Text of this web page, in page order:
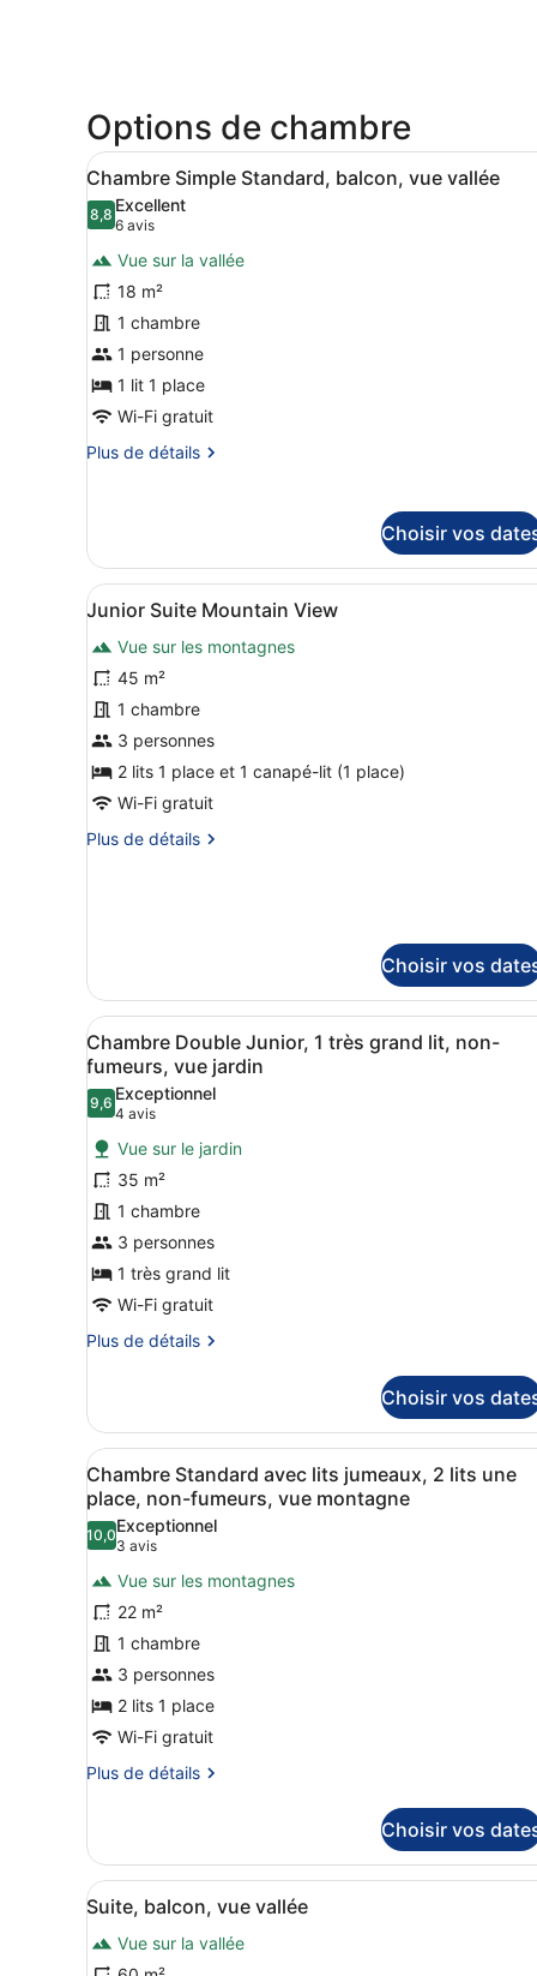
Options de chambre
Afficher
toutes
les
photos
pour
ce
type
de
chambre :
Chambre
Simple
Standard,
vallée
Chambre Simple
3
Chambre Simple Standard, balcon, vue vallée
8,88,8 sur 10
Excellent
6 avis
(6 avis)
Vue sur la vallée
18 m²
1 chambre
1 personne
1 lit 1 place
Wi-Fi gratuit
Plus de détails
Plus
type
de
chambre
Chambre
Simple
Standard,
balcon,
vue
vallée
Choisir vos
Afficher
toutes
les
photos
pour
ce
type
de
chambre :
Junior
Literie de qualité
5
Junior Suite Mountain View
Vue sur les montagnes
45 m²
1 chambre
3 personnes
2 lits 1 place et 1 canapé-lit (1 place)
Wi-Fi gratuit
Plus de détails
Plus
chambre
Suite
Mountain
View
Choisir vos
Afficher
toutes
les
photos
pour
ce
type
de
chambre :
Chambre
Double
Junior,
grand
lit,
non-
fumeurs,
vue
jardin
Chambre Double Junior, 1
11
Chambre Double Junior, 1 très grand lit, non-
fumeurs, vue jardin
9,69,6 sur 10
Exceptionnel
4 avis
(4 avis)
Vue sur le jardin
35 m²
1 chambre
3 personnes
1 très grand lit
Wi-Fi gratuit
Plus de détails
Plus
le
type
de
chambre
Chambre
Double
Junior,
très
grand
lit,
non-
fumeurs,
vue
jardin
Choisir vos
Afficher
toutes
les
photos
pour
ce
type
de
chambre :
Chambre
Standard
avec
2
lits
une
place,
non-
Chambre Standard avec
6
Chambre Standard avec lits jumeaux, 2 lits une
place, non-fumeurs, vue montagne
10,010,0 sur 10
Exceptionnel
3 avis
(3 avis)
Vue sur les montagnes
22 m²
1 chambre
3 personnes
2 lits 1 place
Wi-Fi gratuit
Plus de détails
Plus
le
type
de
chambre
Chambre
Standard
Choisir vos
Afficher
toutes
les
Un salon spacieux doté
6
Suite, balcon, vue vallée
Vue sur la vallée